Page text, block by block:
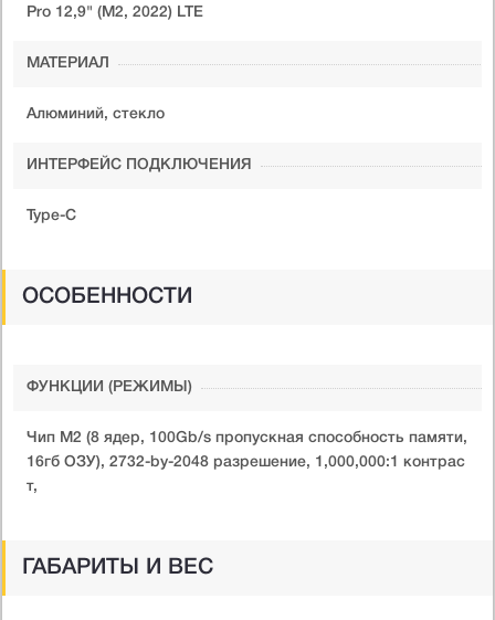
Pro 12,9" (M2, 2022) LTE
МАТЕРИАЛ
Алюминий, стекло
ИНТЕРФЕЙС ПОДКЛЮЧЕНИЯ
Type-C
ОСОБЕННОСТИ
ФУНКЦИИ (РЕЖИМЫ)
Чип М2 (8 ядер, 100Gb/s пропускная способность памяти,
16гб ОЗУ), 2732-by-2048 разрешение, 1,000,000:1 контрас
т,
ГАБАРИТЫ И ВЕС